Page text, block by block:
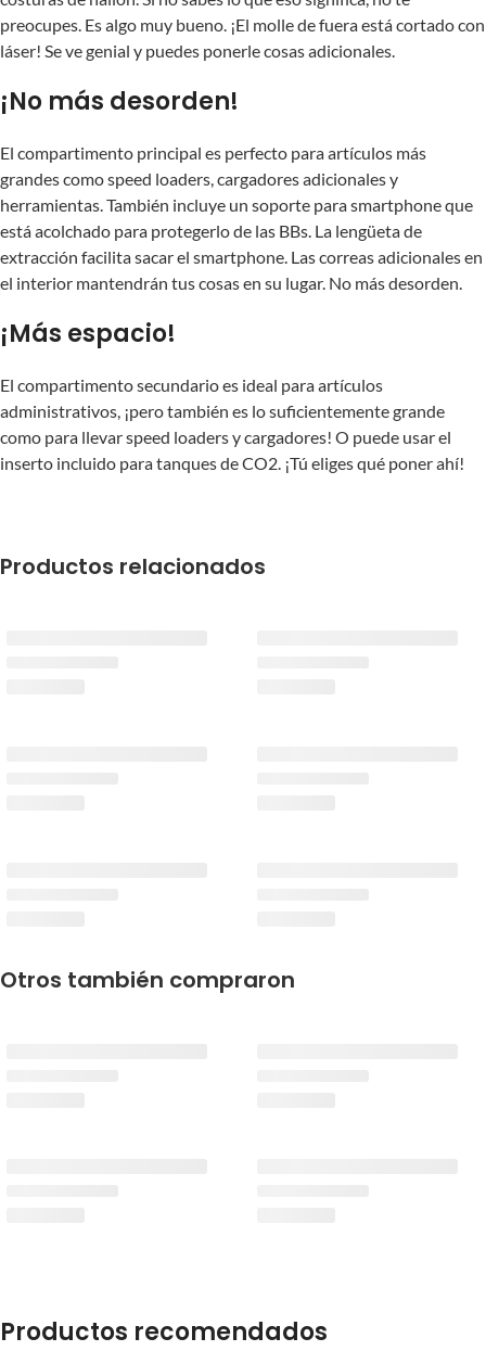
preocupes. Es algo muy bueno. ¡El molle de fuera está cortado con
láser! Se ve genial y puedes ponerle cosas adicionales.
¡No más desorden!
El compartimento principal es perfecto para artículos más
grandes como speed loaders, cargadores adicionales y
herramientas. También incluye un soporte para smartphone que
está acolchado para protegerlo de las BBs. La lengüeta de
extracción facilita sacar el smartphone. Las correas adicionales en
el interior mantendrán tus cosas en su lugar. No más desorden.
¡Más espacio!
El compartimento secundario es ideal para artículos
administrativos, ¡pero también es lo suficientemente grande
como para llevar speed loaders y cargadores! O puede usar el
inserto incluido para tanques de CO2. ¡Tú eliges qué poner ahí!
Productos relacionados
Otros también compraron
Productos recomendados